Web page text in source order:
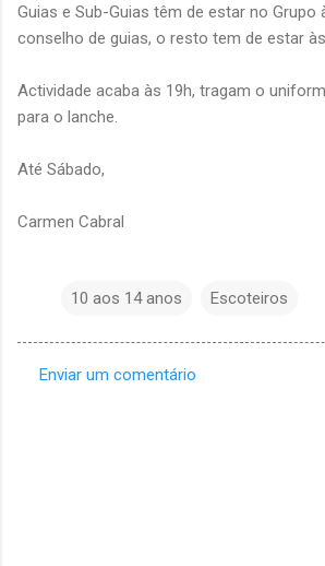
Guias e Sub-Guias têm de estar no Grupo
conselho de guias, o resto tem de estar às
Actividade acaba às 19h, tragam o
para o lanche.
Até Sábado,
Carmen Cabral
10 aos 14 anos Escoteiros
Enviar um comentário